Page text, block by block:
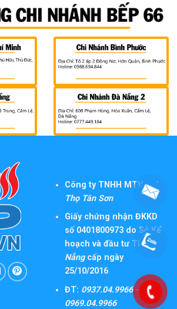
Công ty TNHH MTV TM
Thọ Tân Sơn
Giấy chứng nhận ĐKKD
số 0401800973 do Sở Kế
hoạch và đầu tư TPĐà
Nẵngcấp ngày
25/10/2016
ĐT: 0937.04.9966 -
0969.04.9966